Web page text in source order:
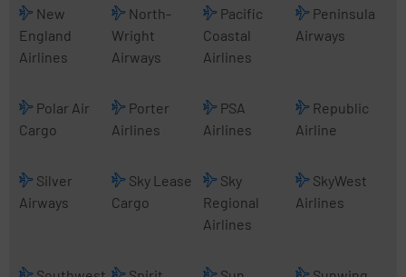
New
England
Airlines
North-
Wright
Airways
Pacific
Coastal
Airlines
Peninsula
Airways
Polar Air
Cargo
Porter
Airlines
PSA
Airlines
Republic
Airline
Silver
Airways
Sky Lease
Cargo
Sky
Regional
Airlines
SkyWest
Airlines